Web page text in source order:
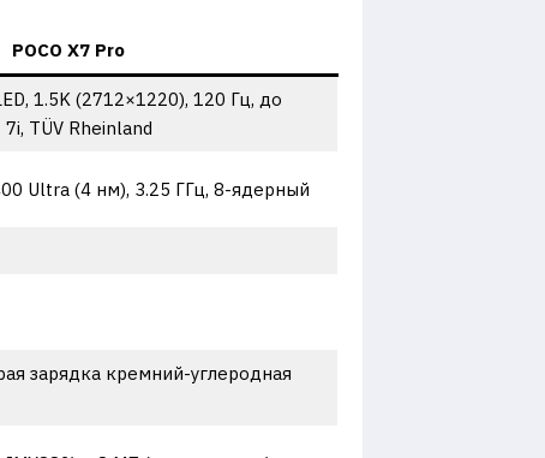
POCO X7 Pro
1.5K (2712×1220), 120 Гц, до
TÜV Rheinland
Ultra (4 нм), 3.25 ГГц, 8-ядерный
зарядка кремний-углеродная